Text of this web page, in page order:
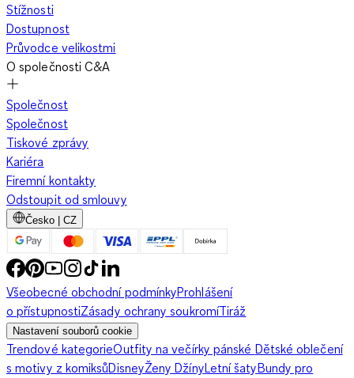
Stížnosti
Dostupnost
Průvodce velikostmi
O společnosti C&A
Společnost
Společnost
Tiskové zprávy
Kariéra
Firemní kontakty
Odstoupit od smlouvy
Česko | CZ
Všeobecné obchodní podmínkyProhlášení
o přístupnostiZásady ochrany soukromíTiráž
Nastavení souborů cookie
Trendové kategorieOutfity na večírky pánské Dětské oblečení
s motivy z komiksůDisneyŽeny DžínyLetní šatyBundy pro